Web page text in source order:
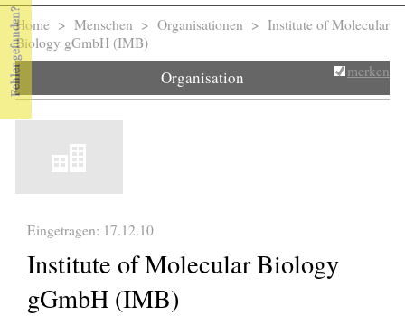
Sie sind hier
Home > Menschen > Organisationen > Institute of Molecular
Biology gGmbH (IMB)
Organisation merken
Eingetragen: 17.12.10
Institute of Molecular Biology
gGmbH (IMB)